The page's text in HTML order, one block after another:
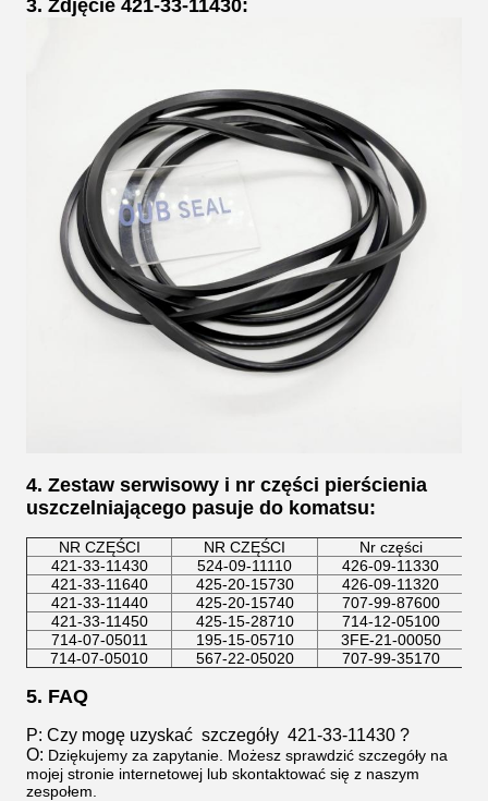
3. Zdjęcie 421-33-11430:
4. Zestaw serwisowy i nr części pierścienia
uszczelniającego pasuje do komatsu:
NR CZĘŚCI NR CZĘŚCI
Nr części
421-33-11430
524-09-11110
426-09-11330
421-33-11640
425-20-15730
426-09-11320
421-33-11440
425-20-15740
707-99-87600
421-33-11450
425-15-28710
714-12-05100
714-07-05011
195-15-05710
3FE-21-00050
714-07-05010
567-22-05020 707-99-35170
5. FAQ
P: Czy mogę uzyskać szczegóły 421-33-11430 ?
O: Dziękujemy za zapytanie. Możesz sprawdzić szczegóły na
mojej stronie internetowej lub skontaktować się z naszym
zespołem.